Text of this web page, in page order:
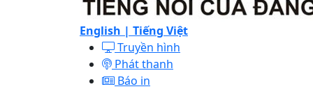
English | Tiếng Việt
Truyền hình
Phát thanh
Báo in